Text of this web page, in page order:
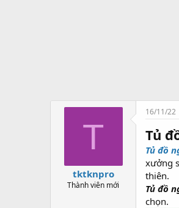
T
tktknpro
Thành viên mới
16/11/22
Tủ
Tủ đồ
xưởng
thiên.
Tủ đồ
chọn.